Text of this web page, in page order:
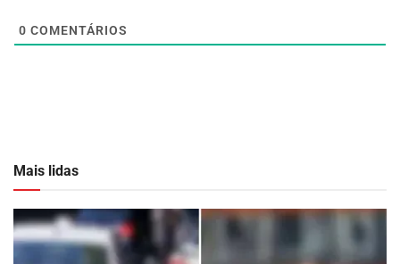
0 COMENTÁRIOS
Mais lidas